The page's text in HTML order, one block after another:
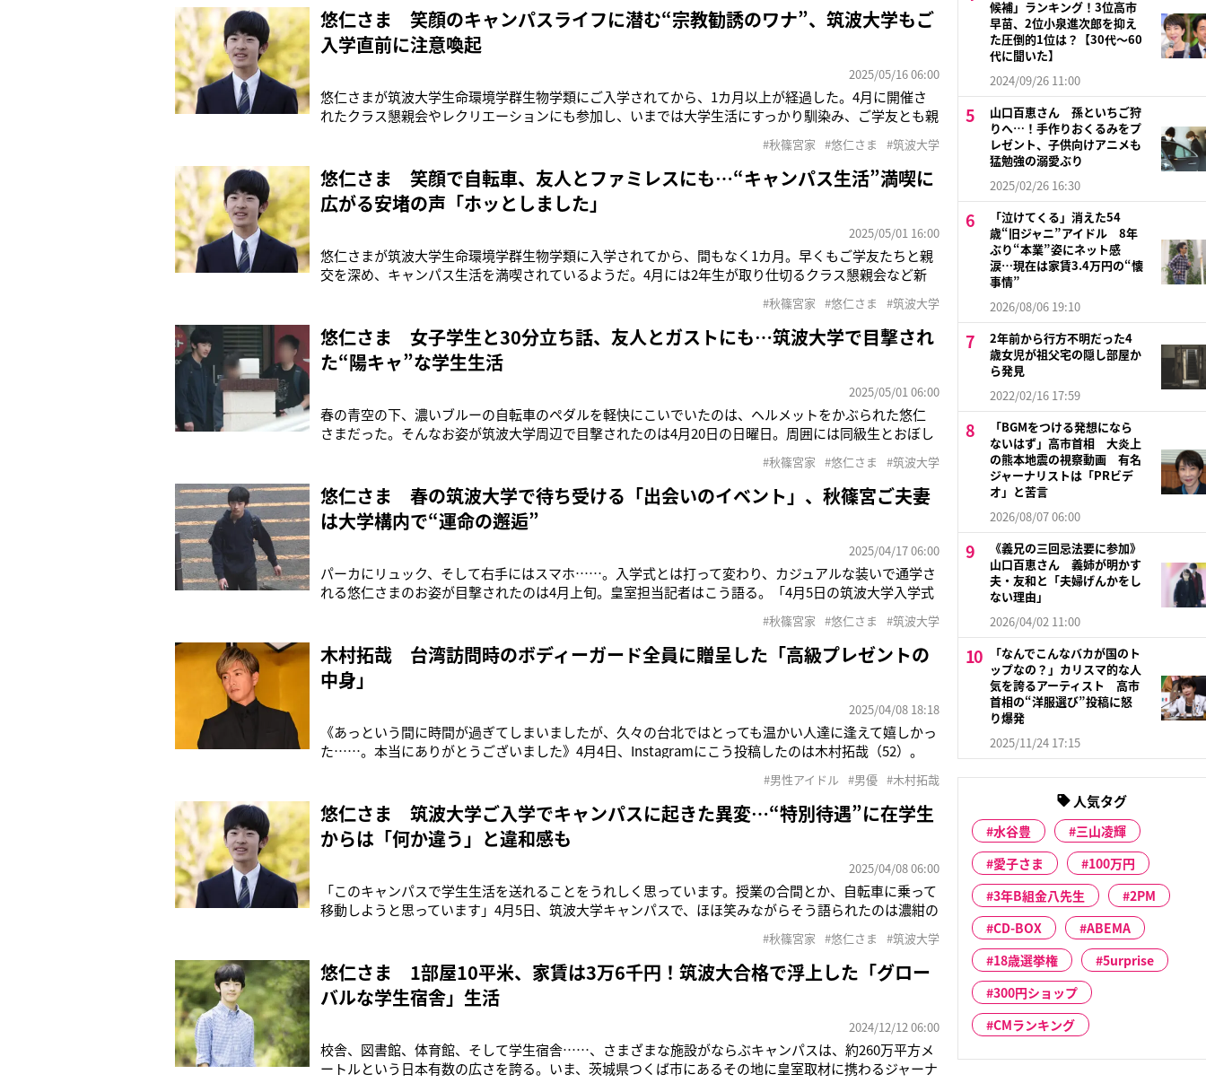
ス内がスタート＆ゴール地点となって
悠仁さま 笑顔のキャンパスライフに潜む“宗教勧誘のワナ”、筑波大学もご
入学直前に注意喚起
2025/05/16 06:00
悠仁さまが筑波大学生命環境学群生物学類にご入学されてから、1カ月以上が経過した。4月に開催さ
れたクラス懇親会やレクリエーションにも参加し、いまでは大学生活にすっかり馴染み、ご学友とも親
漕いでいるお姿や、同級生男子たちとつくば駅付近にあるファミリーレストラン「ガスト」に赴かれる
ご様子を報じている。また4月
#秋篠宮家 #悠仁さま #筑波大学
悠仁さま 笑顔で自転車、友人とファミレスにも…“キャンパス生活”満喫に
広がる安堵の声「ホッとしました」
2025/05/01 16:00
悠仁さまが筑波大学生命環境学群生物学類に入学されてから、間もなく1カ月。早くもご学友たちと親
交を深め、キャンパス生活を満喫されているようだ。4月には2年生が取り仕切るクラス懇親会など新
に催された体育館でのレクリエーションに、悠仁さまのお姿もあったと聞きました。新入生の多くは
受験勉強で運動不足になっているため
#秋篠宮家 #悠仁さま #筑波大学
悠仁さま 女子学生と30分立ち話、友人とガストにも…筑波大学で目撃され
た“陽キャ”な学生生活
2025/05/01 06:00
春の青空の下、濃いブルーの自転車のペダルを軽快にこいでいたのは、ヘルメットをかぶられた悠仁
さまだった。そんなお姿が筑波大学周辺で目撃されたのは4月20日の日曜日。周囲には同級生とおぼし
仁さまが筑波大学生命環境学群生物学類に入学されてから3週間あまり。4月24日には永田恭介学長が
筑波大学の定例会見で、悠仁さま
#秋篠宮家 #悠仁さま #筑波大学
悠仁さま 春の筑波大学で待ち受ける「出会いのイベント」、秋篠宮ご夫妻
は大学構内で“運命の邂逅”
2025/04/17 06:00
パーカにリュック、そして右手にはスマホ……。入学式とは打って変わり、カジュアルな装いで通学さ
れる悠仁さまのお姿が目撃されたのは4月上旬。皇室担当記者はこう語る。「4月5日の筑波大学入学式
いるそうです」入学式では、悠仁さまが周囲の新入生たちと歓談されるご様子も報じられ、話題を集
めた。宮内庁関係者によれば、「近
#秋篠宮家 #悠仁さま #筑波大学
木村拓哉 台湾訪問時のボディーガード全員に贈呈した「高級プレゼントの
中身」
2025/04/08 18:18
《あっという間に時間が過ぎてしまいましたが、久々の台北ではとっても温かい人達に逢えて嬉しかっ
た……。本当にありがとうございました》4月4日、Instagramにこう投稿したのは木村拓哉（52）。
目の訪台だという。4月2日の到着時には、木村を一目見ようと、空港には400人以上のファンが押し寄
せたと報じられて
#男性アイドル #男優 #木村拓哉
悠仁さま 筑波大学ご入学でキャンパスに起きた異変…“特別待遇”に在学生
からは「何か違う」と違和感も
2025/04/08 06:00
「このキャンパスで学生生活を送れることをうれしく思っています。授業の合間とか、自転車に乗って
移動しようと思っています」4月5日、筑波大学キャンパスで、ほほ笑みながらそう語られたのは濃紺の
に入学されるのは、戦後初めてのことです。この異例のご進学の実現については、筑波大学の永田恭介
学長の尽力があったとされていま
#秋篠宮家 #悠仁さま #筑波大学
悠仁さま 1部屋10平米、家賃は3万6千円！筑波大合格で浮上した「グロー
バルな学生宿舎」生活
2024/12/12 06:00
校舎、図書館、体育館、そして学生宿舎……、さまざまな施設がならぶキャンパスは、約260万平方メ
ートルという日本有数の広さを誇る。いま、茨城県つくば市にあるその地に皇室取材に携わるジャーナ
候補」ランキング！3位高市
早苗、2位小泉進次郎を抑え
た圧倒的1位は？【30代〜60
代に聞いた】
2024/09/26 11:00
山口百恵さん 孫といちご狩
りへ…！手作りおくるみをプ
レゼント、子供向けアニメも
猛勉強の溺愛ぶり
2025/02/26 16:30
「泣けてくる」消えた54
歳“旧ジャニ”アイドル 8年
ぶり“本業”姿にネット感
涙…現在は家賃3.4万円の“懐
事情”
2026/08/06 19:10
2年前から行方不明だった4
歳女児が祖父宅の隠し部屋か
ら発見
2022/02/16 17:59
「BGMをつける発想になら
ないはず」高市首相 大炎上
の熊本地震の視察動画 有名
ジャーナリストは「PRビデ
オ」と苦言
2026/08/07 06:00
《義兄の三回忌法要に参加》
山口百恵さん 義姉が明かす
夫・友和と「夫婦げんかをし
ない理由」
2026/04/02 11:00
「なんでこんなバカが国のト
ップなの？」カリスマ的な人
気を誇るアーティスト 高市
首相の“洋服選び”投稿に怒
り爆発
2025/11/24 17:15
人気タグ
水谷豊
三山凌輝
愛子さま
100万円
3年B組金八先生
2PM
CD-BOX
ABEMA
18歳選挙権
5urprise
300円ショップ
CMランキング